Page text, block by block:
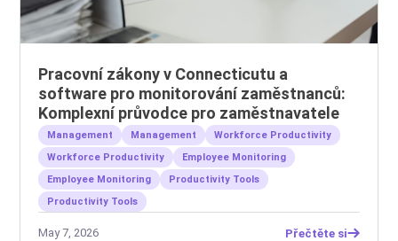
Pracovní zákony v Connecticutu a
software pro monitorování zaměstnanců:
Komplexní průvodce pro zaměstnavatele
Management Management
Workforce Productivity
Workforce Productivity
Employee Monitoring
Employee Monitoring
Productivity Tools
Productivity Tools
May 7, 2026 Přečtěte si